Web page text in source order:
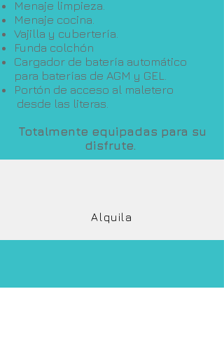
Menaje limpieza.
Menaje cocina.
Vajilla y cubertería.
Funda colchón
Cargador de batería automático
para baterías de AGM y GEL.
Portón de acceso al maletero
desde las literas.
Totalmente equipadas para su
disfrute.
Alquila